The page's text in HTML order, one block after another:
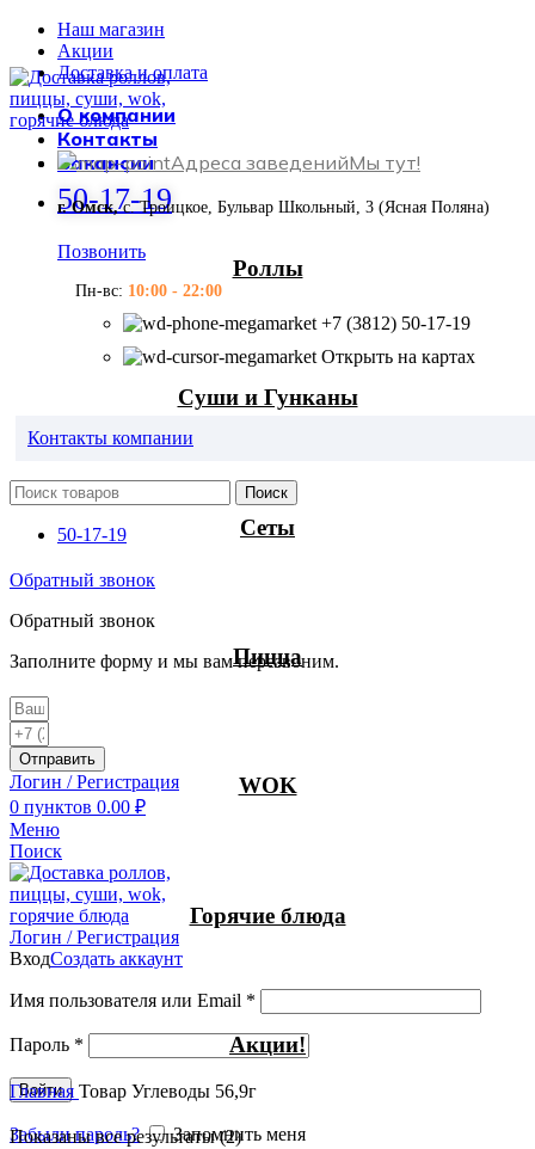
Наш магазин
Акции
Доставка и оплата
О компании
Контакты
Вакансии
50-17-19
Адреса заведенийМы тут!
г. Омск,с. Троицкое, Бульвар Школьный, 3 (Ясная Поляна)
Позвонить
Пн-вс: 10:00 - 22:00
+7 (3812) 50-17-19
Открыть на картах
Контакты компании
Поиск
50-17-19
Обратный звонок
Обратный звонок
Заполните форму и мы вам перезвоним.
Отправить
Логин / Регистрация
0 пунктов 0.00 ₽
Меню
Поиск
Логин / Регистрация
ВходСоздать аккаунт
Имя пользователя или Email *
Пароль *
Войти
Забыли пароль? Запомнить меня
Роллы
Суши и Гунканы
Сеты
Пицца
WOK
Горячие блюда
Акции!
Главная Товар Углеводы 56,9г
Показаны все результаты (2)